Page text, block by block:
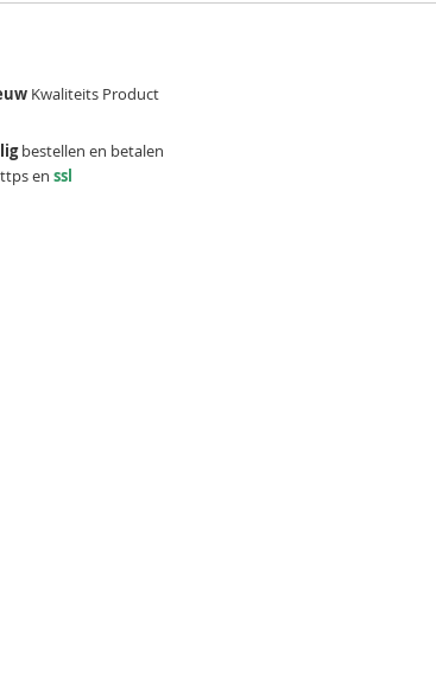
Kwaliteits Product
bestellen en betalen
en ssl